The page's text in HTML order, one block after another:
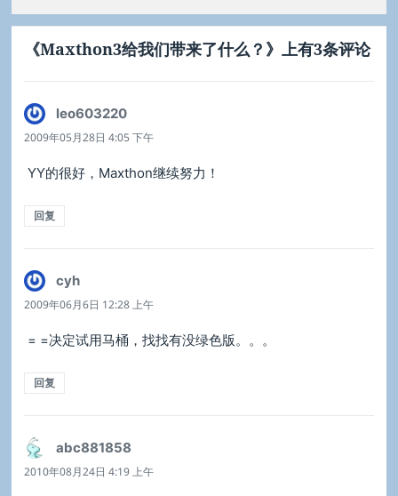
于
《Maxthon3给我们带来了什么？》上有3条评论
leo603220说
道：
2009年05月28日 4:05 下午
YY的很好，Maxthon继续努力！
回复
cyh说
道：
2009年06月6日 12:28 上午
= =决定试用马桶，找找有没绿色版。。。
回复
abc881858
道：
2010年08月24日 4:19 上午